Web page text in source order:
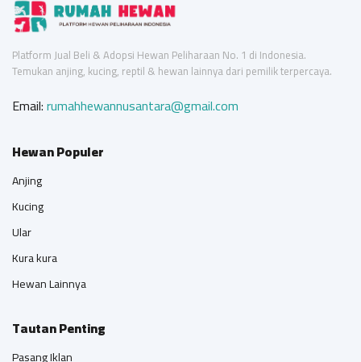
Platform Jual Beli & Adopsi Hewan Peliharaan No. 1 di Indonesia.
Temukan anjing, kucing, reptil & hewan lainnya dari pemilik terpercaya.
Email:rumahhewannusantara@gmail.com
Hewan Populer
Anjing
Kucing
Ular
Kura kura
Hewan Lainnya
Tautan Penting
Pasang Iklan